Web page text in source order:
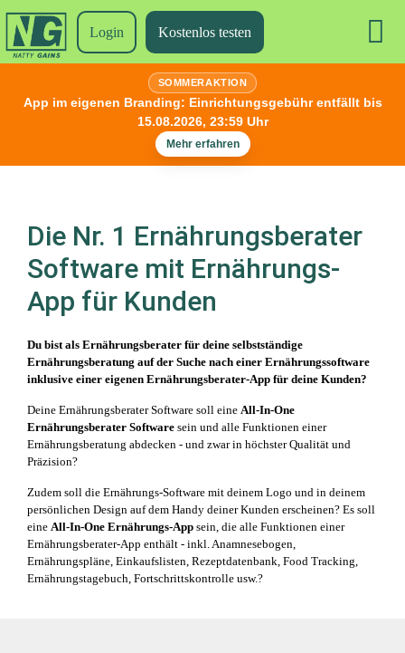
Login Kostenlos testen
SOMMERAKTION
App im eigenen Branding: Einrichtungsgebühr entfällt bis
15.08.2026, 23:59 Uhr
Mehr erfahren
Die Nr. 1 Ernährungsberater
Software mit Ernährungs-
App für Kunden
Du bist als Ernährungsberater für deine selbstständige
Ernährungsberatung auf der Suche nach einer Ernährungssoftware
inklusive einer eigenen Ernährungsberater-App für deine Kunden?
Deine Ernährungsberater Software soll eine All-In-One
Ernährungsberater Software sein und alle Funktionen einer
Ernährungsberatung abdecken - und zwar in höchster Qualität und
Präzision?
Zudem soll die Ernährungs-Software mit deinem Logo und in deinem
persönlichen Design auf dem Handy deiner Kunden erscheinen? Es soll
eine All-In-One Ernährungs-App sein, die alle Funktionen einer
Ernährungsberater-App enthält - inkl. Anamnesebogen,
Ernährungspläne, Einkaufslisten, Rezeptdatenbank, Food Tracking,
Ernährungstagebuch, Fortschrittskontrolle usw.?